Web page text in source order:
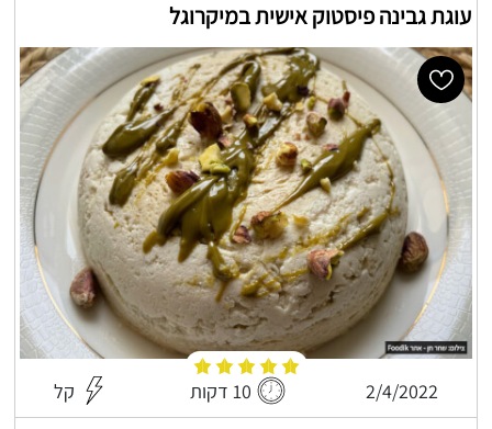
עוגת גבינה פיסטוק אישית במיקרוגל
2/4/2022 10 דקות קל